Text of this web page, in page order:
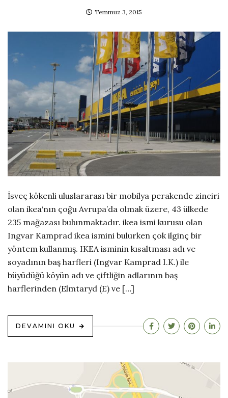
Temmuz 3, 2015
İsveç kökenli uluslararası bir mobilya perakende zinciri
olan ikea‘nın çoğu Avrupa’da olmak üzere, 43 ülkede
235 mağazası bulunmaktadır. ikea ismi kurusu olan
Ingvar Kamprad ikea ismini bulurken çok ilginç bir
yöntem kullanmış. IKEA isminin kısaltması adı ve
soyadının baş harfleri (Ingvar Kamprad I.K.) ile
büyüdüğü köyün adı ve çiftliğin adlarının baş
harflerinden (Elmtaryd (E) ve […]
DEVAMINI OKU